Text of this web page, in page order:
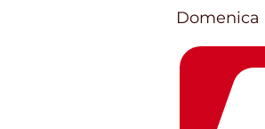
Domenica